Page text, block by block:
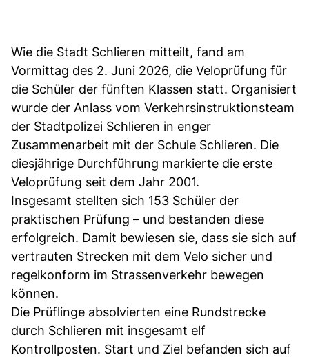
Wie die Stadt Schlieren mitteilt, fand am
Vormittag des 2. Juni 2026, die Veloprüfung für
die Schüler der fünften Klassen statt. Organisiert
wurde der Anlass vom Verkehrsinstruktionsteam
der Stadtpolizei Schlieren in enger
Zusammenarbeit mit der Schule Schlieren. Die
diesjährige Durchführung markierte die erste
Veloprüfung seit dem Jahr 2001.
Insgesamt stellten sich 153 Schüler der
praktischen Prüfung – und bestanden diese
erfolgreich. Damit bewiesen sie, dass sie sich auf
vertrauten Strecken mit dem Velo sicher und
regelkonform im Strassenverkehr bewegen
können.
Die Prüflinge absolvierten eine Rundstrecke
durch Schlieren mit insgesamt elf
Kontrollposten. Start und Ziel befanden sich auf